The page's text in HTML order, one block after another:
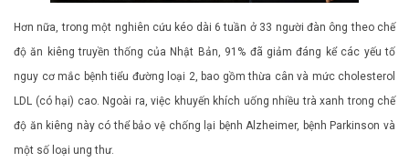
Hơn nữa, trong một nghiên cứu kéo dài 6 tuần ở 33 người đàn ông theo chế
độ ăn kiêng truyền thống của Nhật Bản, 91% đã giảm đáng kể các yếu tố
nguy cơ mắc bệnh tiểu đường loại 2, bao gồm thừa cân và mức cholesterol
LDL (có hại) cao. Ngoài ra, việc khuyến khích uống nhiều trà xanh trong chế
độ ăn kiêng này có thể bảo vệ chống lại bệnh Alzheimer, bệnh Parkinson và
một số loại ung thư.